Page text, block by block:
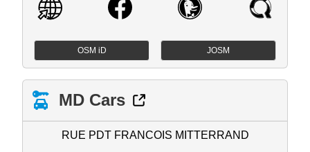
OSM iD JOSM
MD Cars
RUE PDT FRANCOIS MITTERRAND